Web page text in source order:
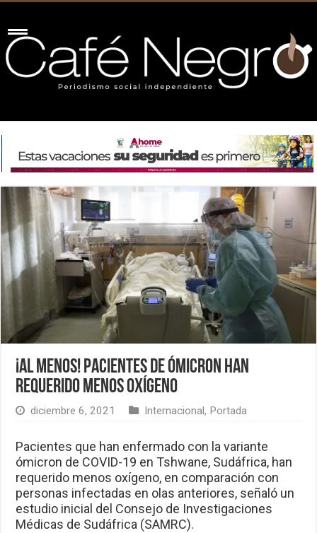
¡Al menos! Pacientes de Ómicron han
requerido menos oxígeno
diciembre 6, 2021 Internacional, Portada
Pacientes que han enfermado con la variante
ómicron de COVID-19 en Tshwane, Sudáfrica, han
requerido menos oxígeno, en comparación con
personas infectadas en olas anteriores, señaló un
estudio inicial del Consejo de Investigaciones
Médicas de Sudáfrica (SAMRC).